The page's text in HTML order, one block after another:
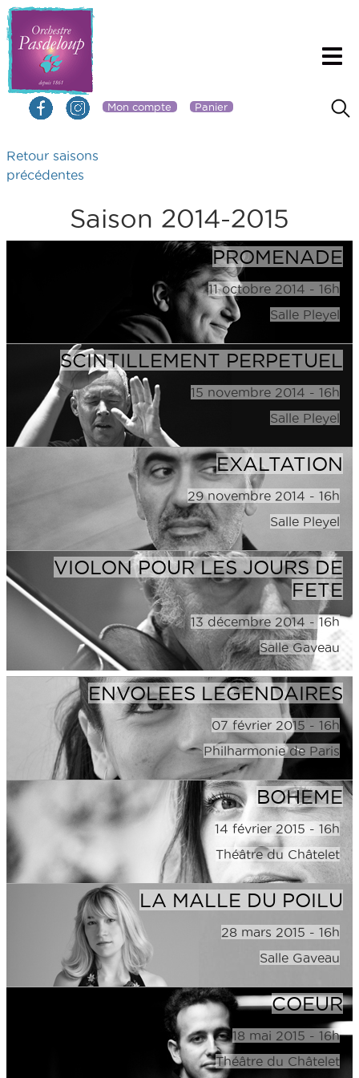
Mon compte Panier
Retour saisons
précédentes
Saison 2014-2015
PROMENADE
11 octobre 2014 - 16h
Salle Pleyel
SCINTILLEMENT PERPETUEL
15 novembre 2014 - 16h
Salle Pleyel
EXALTATION
29 novembre 2014 - 16h
Salle Pleyel
VIOLON POUR LES JOURS DE
FETE
13 décembre 2014 - 16h
Salle Gaveau
ENVOLEES LEGENDAIRES
07 février 2015 - 16h
Philharmonie de Paris
BOHEME
14 février 2015 - 16h
Théâtre du Châtelet
LA MALLE DU POILU
28 mars 2015 - 16h
Salle Gaveau
COEUR
18 mai 2015 - 16h
Théâtre du Châtelet